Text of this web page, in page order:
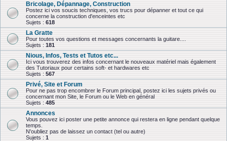
Bricolage, Dépannage, Construction
Postez ici vos soucis techniques, vos trucs pour dépanner et tout ce qui
concerne la construction d'enceintes etc
Sujets : 618
La Gratte
Pour toutes vos questions et messages concernants la guitare....
Sujets : 181
Nious, Infos, Tests et Tutos etc...
Ici vous trouverez des infos concernant le nouveaux matériel mais également
des Tutoriaux pour certains soft- et hardwares etc
Sujets : 567
Privé, Site et Forum
Pour ne pas trop encombrer le Forum principal, postez ici les sujets privés ou
concernant mon Site, le Forum ou le Web en général
Sujets : 485
Annonces
Vous pouvez ici poster une petite annonce qui restera en ligne pendant quelque
temps.
N'oubliez pas de laissez un contact (tel ou autre)
Sujets : 1